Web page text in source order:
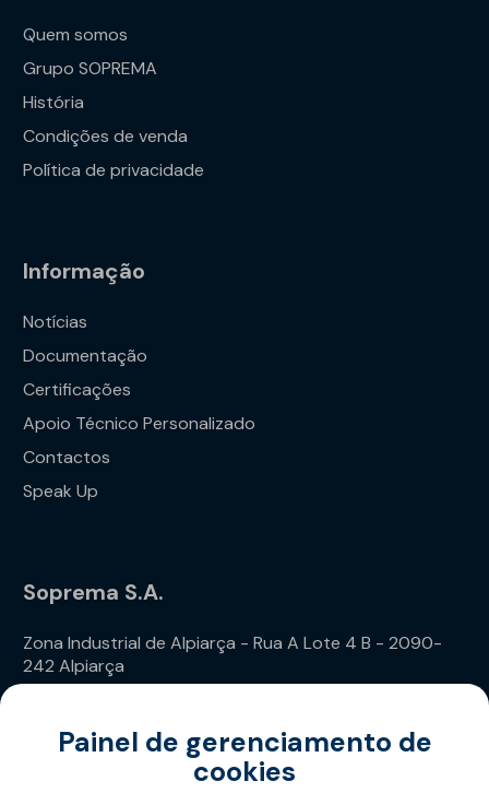
Quem somos
Grupo SOPREMA
História
Condições de venda
Política de privacidade
Informação
Notícias
Documentação
Certificações
Apoio Técnico Personalizado
Contactos
Speak Up
Soprema S.A.
Zona Industrial de Alpiarça - Rua A Lote 4 B - 2090-
242 Alpiarça
Painel de gerenciamento de
cookies